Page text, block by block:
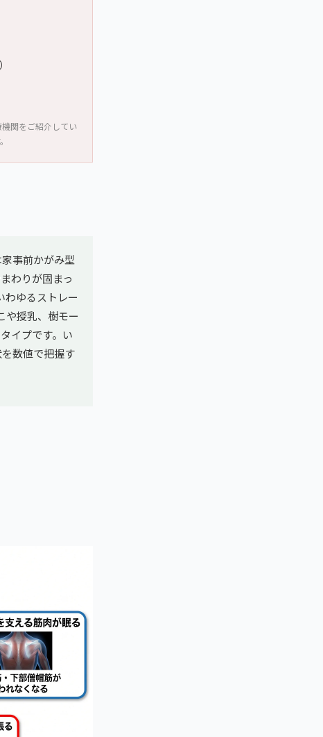
関をご紹介してい
事前かがみ型
わりが固まっ
わゆるストレー
や授乳、樹モー
イプです。い
数値で把握す